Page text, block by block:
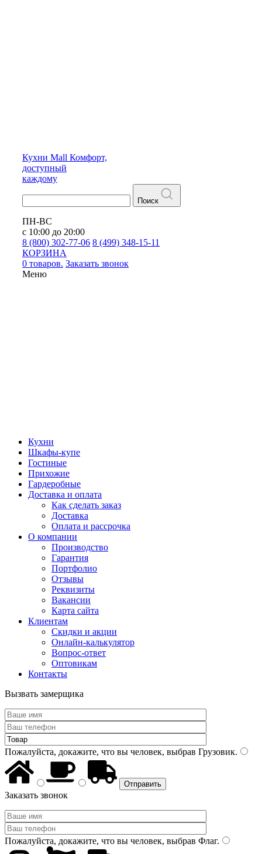
Кухни Mall Комфорт,
доступный
каждому
Поиск
ПН-ВС
с 10:00 до 20:00
8 (800) 302-77-06 8 (499) 348-15-11
КОРЗИНА
0 товаров. Заказать звонок
Меню
Кухни
Шкафы-купе
Гостиные
Прихожие
Гардеробные
Доставка и оплата
Как сделать заказ
Доставка
Оплата и рассрочка
О компании
Производство
Гарантия
Портфолио
Отзывы
Реквизиты
Вакансии
Карта сайта
Клиентам
Скидки и акции
Онлайн-калькулятор
Вопрос-ответ
Оптовикам
Контакты
Вызвать замерщика
Пожалуйста, докажите, что вы человек, выбрав Грузовик.
Заказать звонок
Пожалуйста, докажите, что вы человек, выбрав Флаг.